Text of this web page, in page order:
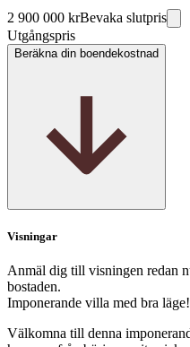
2 900 000 krBevaka slutpris
Utgångspris
Beräkna din boendekostnad
Visningar
Anmäl dig till visningen redan
bostaden.
Imponerande villa med bra läge!
Välkomna till denna